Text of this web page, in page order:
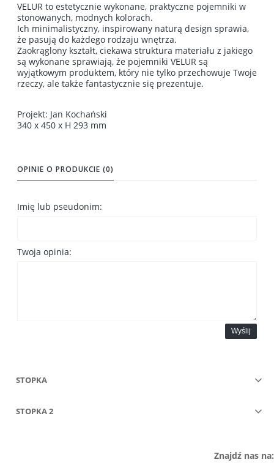
VELUR to estetycznie wykonane, praktyczne pojemniki w
stonowanych, modnych kolorach.
Ich minimalistyczny, inspirowany naturą design sprawia,
że pasują do każdego rodzaju wnętrza.
Zaokrąglony kształt, ciekawa struktura materiału z jakiego
są wykonane sprawiają, że pojemniki VELUR są
wyjątkowym produktem, który nie tylko przechowuje Twoje
rzeczy, ale także fantastycznie się prezentuje.
Projekt: Jan Kochański
340 x 450 x H 293 mm
OPINIE O PRODUKCIE (0)
Imię lub pseudonim:
Twoja opinia:
Wyślij
STOPKA
STOPKA 2
Znajdź nas na: